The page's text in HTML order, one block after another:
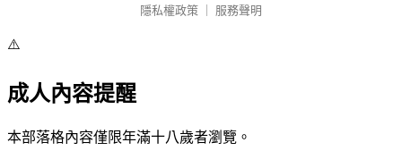
隱私權政策
服務聲明
⚠️
成人內容提醒
本部落格內容僅限年滿十八歲者瀏覽。